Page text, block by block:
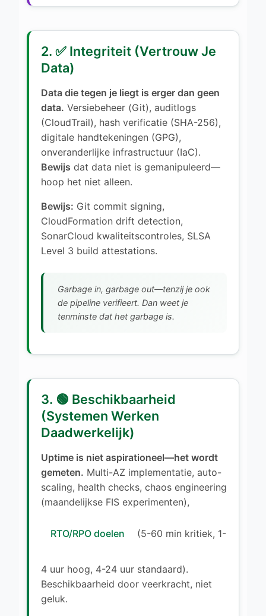
2. ✅ Integriteit (Vertrouw Je
Data)
Data die tegen je liegt is erger dan geen
data. Versiebeheer (Git), auditlogs
(CloudTrail), hash verificatie (SHA-256),
digitale handtekeningen (GPG),
onveranderlijke infrastructuur (IaC).
Bewijs dat data niet is gemanipuleerd—
hoop het niet alleen.
Bewijs: Git commit signing,
CloudFormation drift detection,
SonarCloud kwaliteitscontroles, SLSA
Level 3 build attestations.
Garbage in, garbage out—tenzij je ook
de pipeline verifieert. Dan weet je
tenminste dat het garbage is.
3. 🟢 Beschikbaarheid
(Systemen Werken
Daadwerkelijk)
Uptime is niet aspirationeel—het wordt
gemeten. Multi-AZ implementatie, auto-
scaling, health checks, chaos engineering
(maandelijkse FIS experimenten),
RTO/RPO doelen (5-60 min kritiek, 1-
4 uur hoog, 4-24 uur standaard).
Beschikbaarheid door veerkracht, niet
geluk.